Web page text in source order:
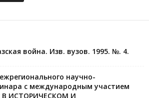
война. Изв. вузов. 1995. №. 4.
научно-
с международным участием
В ИСТОРИЧЕСКОМ И